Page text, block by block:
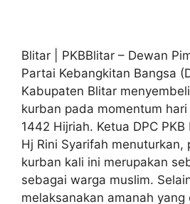
Blitar | PKBBlitar – Dewan
Partai Kebangkitan Bangsa
Kabupaten Blitar
kurban pada momentum
1442 Hijriah. Ketua DPC
Hj Rini Syarifah menuturkan,
kurban kali ini merupakan
sebagai warga muslim.
melaksanakan amanah yang